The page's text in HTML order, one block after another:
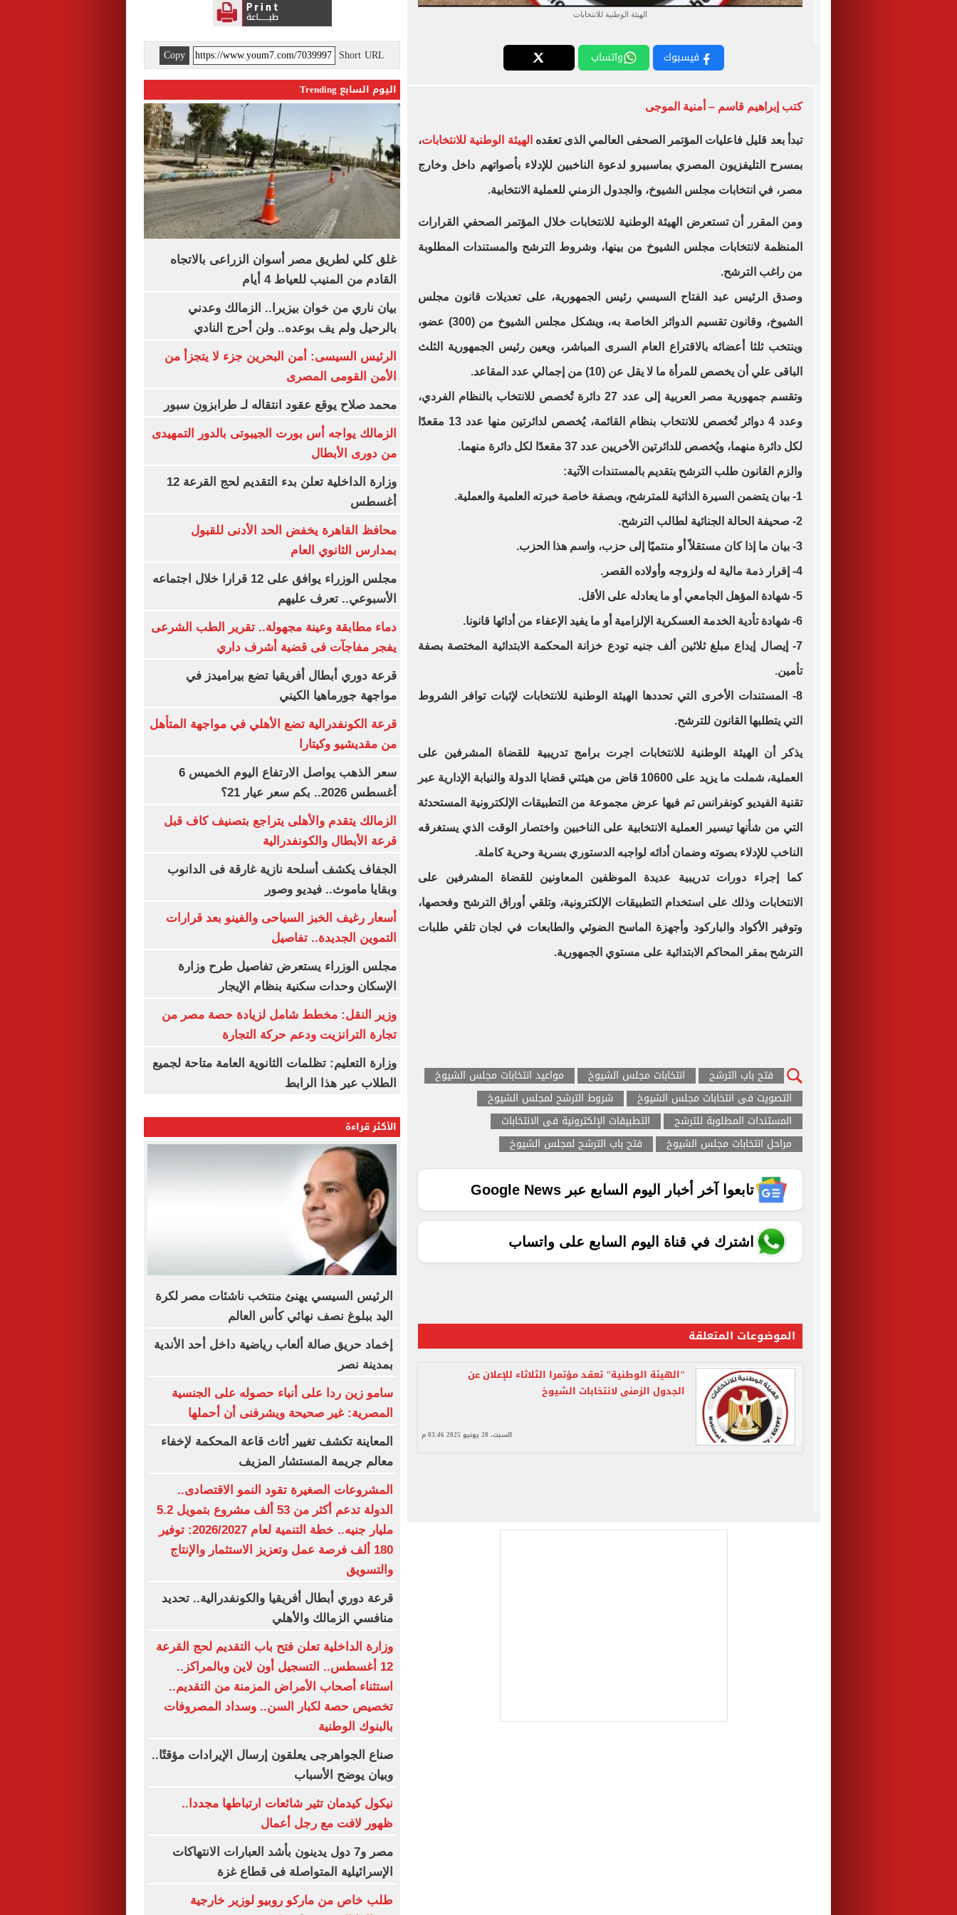
الهيئة الوطنية للانتخابات
فيسبوك واتساب
كتب إبراهيم قاسم – أمنية الموجى
تبدأ بعد قليل فاعليات المؤتمر الصحفى العالمي الذى تعقده الهيئة الوطنية للانتخابات،
بمسرح التليفزيون المصري بماسبيرو لدعوة الناخبين للإدلاء بأصواتهم داخل وخارج
مصر، في انتخابات مجلس الشيوخ، والجدول الزمني للعملية الانتخابية.
ومن المقرر أن تستعرض الهيئة الوطنية للانتخابات خلال المؤتمر الصحفي القرارات
المنظمة لانتخابات مجلس الشيوخ من بينها، وشروط الترشح والمستندات المطلوبة
من راغب الترشح.
وصدق الرئيس عبد الفتاح السيسي رئيس الجمهورية، على تعديلات قانون مجلس
الشيوخ، وقانون تقسيم الدوائر الخاصة به، ويشكل مجلس الشيوخ من (300) عضو،
وينتخب ثلثا أعضائه بالاقتراع العام السرى المباشر، ويعين رئيس الجمهورية الثلث
الباقى علي أن يخصص للمرأة ما لا يقل عن (10) من إجمالي عدد المقاعد.
وتقسم جمهورية مصر العربية إلى عدد 27 دائرة تُخصص للانتخاب بالنظام الفردي،
وعدد 4 دوائر تُخصص للانتخاب بنظام القائمة، يُخصص لدائرتين منها عدد 13 مقعدًا
لكل دائرة منهما، ويُخصص للدائرتين الأخريين عدد 37 مقعدًا لكل دائرة منهما.
والزم القانون طلب الترشح بتقديم بالمستندات الآتية:
1- بيان يتضمن السيرة الذاتية للمترشح، وبصفة خاصة خبرته العلمية والعملية.
2- صحيفة الحالة الجنائية لطالب الترشح.
3- بيان ما إذا كان مستقلاً أو منتميًا إلى حزب، واسم هذا الحزب.
4- إقرار ذمة مالية له ولزوجه وأولاده القصر.
5- شهادة المؤهل الجامعي أو ما يعادله على الأقل.
6- شهادة تأدية الخدمة العسكرية الإلزامية أو ما يفيد الإعفاء من أدائها قانونا.
7- إيصال إيداع مبلغ ثلاثين ألف جنيه تودع خزانة المحكمة الابتدائية المختصة بصفة
تأمين.
8- المستندات الأخرى التي تحددها الهيئة الوطنية للانتخابات لإثبات توافر الشروط
التي يتطلبها القانون للترشح.
يذكر أن الهيئة الوطنية للانتخابات اجرت برامج تدريبية للقضاة المشرفين على
العملية، شملت ما يزيد على 10600 قاض من هيئتي قضايا الدولة والنيابة الإدارية عبر
تقنية الفيديو كونفرانس تم فيها عرض مجموعة من التطبيقات الإلكترونية المستحدثة
التي من شأنها تيسير العملية الانتخابية على الناخبين واختصار الوقت الذي يستغرقه
الناخب للإدلاء بصوته وضمان أدائه لواجبه الدستوري بسرية وحرية كاملة.
كما إجراء دورات تدريبية عديدة الموظفين المعاونين للقضاة المشرفين على
الانتخابات وذلك على استخدام التطبيقات الإلكترونية، وتلقي أوراق الترشح وفحصها،
وتوفير الأكواد والباركود وأجهزة الماسح الضوئي والطابعات في لجان تلقي طلبات
الترشح بمقر المحاكم الابتدائية على مستوي الجمهورية.
فتح باب الترشح انتخابات مجلس الشيوخ
مواعيد انتخابات مجلس الشيوخ
التصويت فى انتخابات مجلس الشيوخ
شروط الترشح لمجلس الشيوخ
المستندات المطلوبة للترشح
التطبيقات الإلكترونية فى الانتخابات
مراحل انتخابات مجلس الشيوخ
فتح باب الترشح لمجلس الشيوخ
تابعوا آخر أخبار اليوم السابع عبر Google News
اشترك في قناة اليوم السابع على واتساب
الموضوعات المتعلقة
"الهيئة الوطنية" تعقد مؤتمرا الثلاثاء للإعلان عن
الجدول الزمنى لانتخابات الشيوخ
السبت، 28 يونيو 2025 03:46 م
Short URL
Copy
اليوم السابع Trending
غلق كلي لطريق مصر أسوان الزراعى بالاتجاه
القادم من المنيب للعياط 4 أيام
بيان ناري من خوان بيزيرا.. الزمالك وعدني
بالرحيل ولم يف بوعده.. ولن أحرج النادي
الرئيس السيسى: أمن البحرين جزء لا يتجزأ من
الأمن القومى المصرى
محمد صلاح يوقع عقود انتقاله لـ طرابزون سبور
الزمالك يواجه أس بورت الجيبوتى بالدور التمهيدى
من دورى الأبطال
وزارة الداخلية تعلن بدء التقديم لحج القرعة 12
أغسطس
محافظ القاهرة يخفض الحد الأدنى للقبول
بمدارس الثانوي العام
مجلس الوزراء يوافق على 12 قرارا خلال اجتماعه
الأسبوعي.. تعرف عليهم
دماء مطابقة وعينة مجهولة.. تقرير الطب الشرعى
يفجر مفاجآت فى قضية أشرف داري
قرعة دوري أبطال أفريقيا تضع بيراميدز في
مواجهة جورماهيا الكيني
قرعة الكونفدرالية تضع الأهلي في مواجهة المتأهل
من مقديشيو وكيتارا
سعر الذهب يواصل الارتفاع اليوم الخميس 6
أغسطس 2026.. بكم سعر عيار 21؟
الزمالك يتقدم والأهلى يتراجع بتصنيف كاف قبل
قرعة الأبطال والكونفدرالية
الجفاف يكشف أسلحة نازية غارقة فى الدانوب
وبقايا ماموث.. فيديو وصور
أسعار رغيف الخبز السياحى والفينو بعد قرارات
التموين الجديدة.. تفاصيل
مجلس الوزراء يستعرض تفاصيل طرح وزارة
الإسكان وحدات سكنية بنظام الإيجار
وزير النقل: مخطط شامل لزيادة حصة مصر من
تجارة الترانزيت ودعم حركة التجارة
وزارة التعليم: تظلمات الثانوية العامة متاحة لجميع
الطلاب عبر هذا الرابط
الأكثر قراءة
الرئيس السيسي يهنئ منتخب ناشئات مصر لكرة
اليد ببلوغ نصف نهائي كأس العالم
إخماد حريق صالة ألعاب رياضية داخل أحد الأندية
بمدينة نصر
سامو زين ردا على أنباء حصوله على الجنسية
المصرية: غير صحيحة ويشرفنى أن أحملها
المعاينة تكشف تغيير أثاث قاعة المحكمة لإخفاء
معالم جريمة المستشار المزيف
المشروعات الصغيرة تقود النمو الاقتصادى..
الدولة تدعم أكثر من 53 ألف مشروع بتمويل 5.2
مليار جنيه.. خطة التنمية لعام 2026/2027: توفير
180 ألف فرصة عمل وتعزيز الاستثمار والإنتاج
والتسويق
قرعة دوري أبطال أفريقيا والكونفدرالية.. تحديد
منافسي الزمالك والأهلي
وزارة الداخلية تعلن فتح باب التقديم لحج القرعة
12 أغسطس.. التسجيل أون لاين وبالمراكز..
استثناء أصحاب الأمراض المزمنة من التقديم..
تخصيص حصة لكبار السن.. وسداد المصروفات
بالبنوك الوطنية
صناع الجواهرجى يعلقون إرسال الإيرادات مؤقتًا..
وبيان يوضح الأسباب
نيكول كيدمان تثير شائعات ارتباطها مجددا..
ظهور لافت مع رجل أعمال
مصر و7 دول يدينون بأشد العبارات الانتهاكات
الإسرائيلية المتواصلة فى قطاع غزة
طلب خاص من ماركو روبيو لوزير خارجية